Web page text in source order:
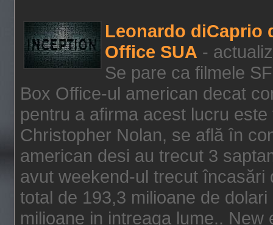
Leonardo diCaprio
Office SUA -
Se pare ca filmele
Box Office-ul american decat
pentru a afirma acest lucru
Christopher Nolan, se află în
american desi au trecut 3
avut weekend-ul trecut încasări
total de 193,3 milioane de
milioane in intreaga lume..